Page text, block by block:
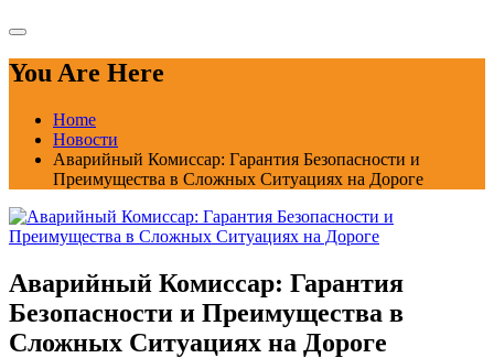
You Are Here
Home
Новости
Аварийный Комиссар: Гарантия Безопасности и
Преимущества в Сложных Ситуациях на Дороге
Аварийный Комиссар: Гарантия
Безопасности и Преимущества в
Сложных Ситуациях на Дороге